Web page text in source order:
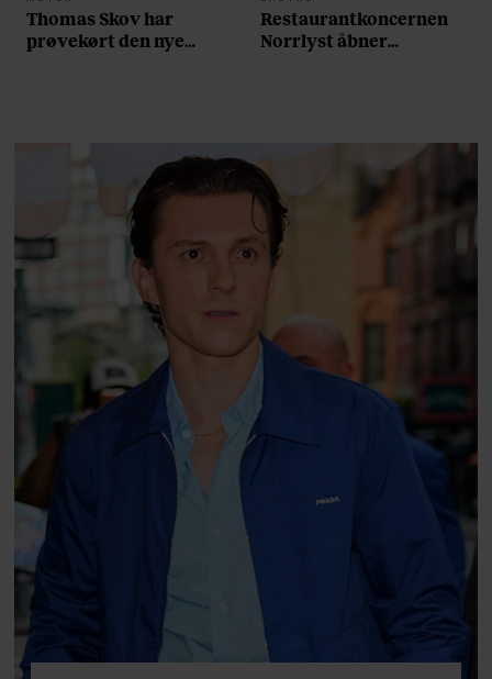
Thomas Skov har
prøvekørt den nye
Restaurantkoncernen
Norrlyst åbner